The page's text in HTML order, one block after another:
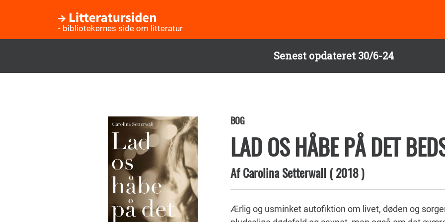
Senest opdateret 30/6-24
- bibliotekernes side om litteratur
BOG
LAD OS HÅBE PÅ DET
AfCarolina Setterwall (2018)
Ærlig og usminket autofiktion om livet, døden og